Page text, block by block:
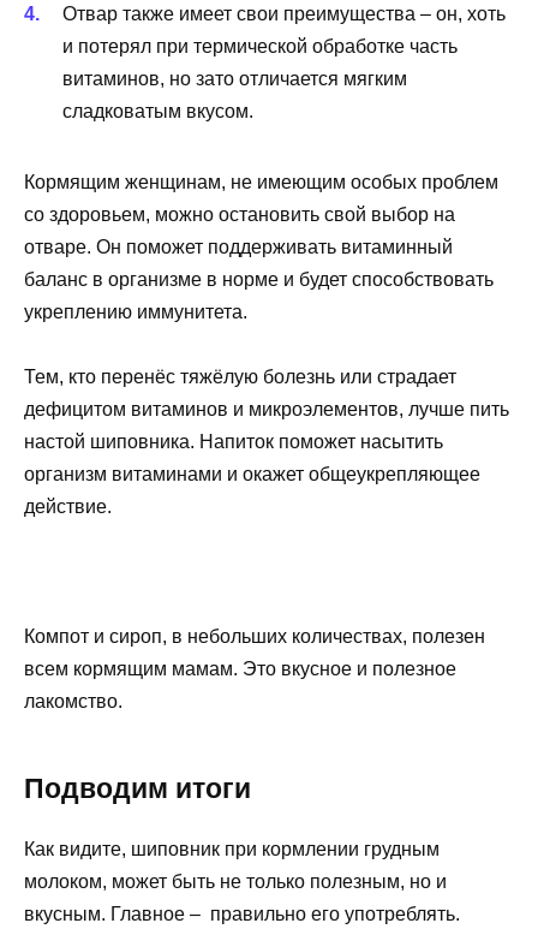
Отвар также имеет свои преимущества – он, хоть
и потерял при термической обработке часть
витаминов, но зато отличается мягким
сладковатым вкусом.
Кормящим женщинам, не имеющим особых проблем
со здоровьем, можно остановить свой выбор на
отваре. Он поможет поддерживать витаминный
баланс в организме в норме и будет способствовать
укреплению иммунитета.
Тем, кто перенёс тяжёлую болезнь или страдает
дефицитом витаминов и микроэлементов, лучше пить
настой шиповника. Напиток поможет насытить
организм витаминами и окажет общеукрепляющее
действие.
Компот и сироп, в небольших количествах, полезен
всем кормящим мамам. Это вкусное и полезное
лакомство.
Подводим итоги
Как видите, шиповник при кормлении грудным
молоком, может быть не только полезным, но и
вкусным. Главное – правильно его употреблять.